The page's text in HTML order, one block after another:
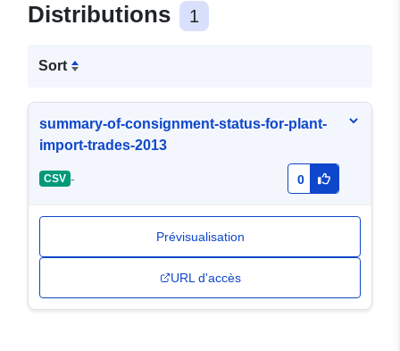
Distributions 1
Sort
summary-of-consignment-status-for-plant-
import-trades-2013
CSV - 0
Prévisualisation
URL d'accès